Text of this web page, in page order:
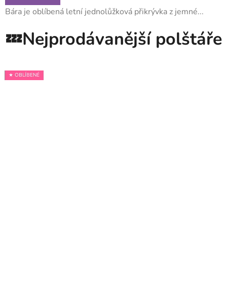
Bára je oblíbená letní jednolůžková přikrývka z jemné...
💤Nejprodávanější polštáře
★ OBLÍBENÉ
★ OBLÍBENÉ
★ OBLÍBENÉ